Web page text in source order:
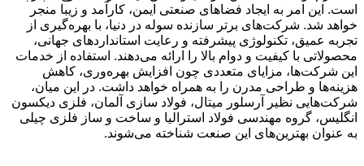
است. این امر به ایجاد فضاهای صنعتی ایمن، کارآمد و زیبا منجر
خواهد شد. شرکت‌های برتر سازنده سوله در دنیا، با بهره‌گیری از
تجربه عمیق، تکنولوژی پیشرفته و رعایت استانداردهای جهانی،
محصولاتی با کیفیت و دوام بالا را ارائه می‌دهند. استفاده از خدمات
این شرکت‌ها، مزایای متعددی چون افزایش بهره‌وری، کاهش
هزینه‌ها و طراحی مدرن را به همراه خواهد داشت. در این میان،
شرکت‌هایی نظیر آرسلور میتال، فولاد سازی آلمان، فلزی دیکسون
انگلیس، گروه مهندسی فولاد استرالیا و ساخت و ساز فلزی چیلی
به عنوان بهترین‌های این صنعت شناخته می‌شوند.